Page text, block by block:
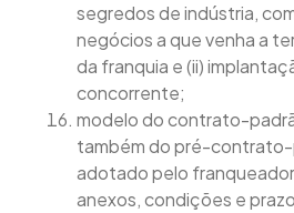
segredos de indústria,
negócios a que venha a
da franquia e (ii)
concorrente;
modelo do contrato-
também do pré-
adotado pelo
anexos, condições e